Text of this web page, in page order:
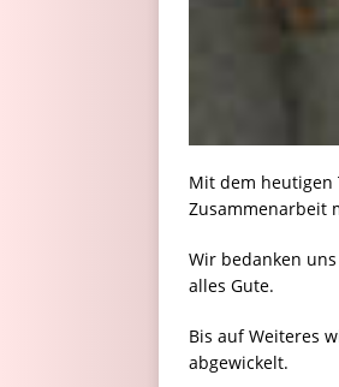
Mit dem heutigen
Zusammenarbeit
Wir bedanken
alles Gute.
Bis auf Weiteres
abgewickelt.